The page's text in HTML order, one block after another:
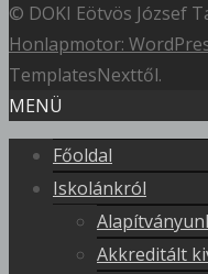
© DOKI Eötvös József
Honlapmotor:
TemplatesNexttől.
MENÜ
Főoldal
Iskolánkról
Akkreditált